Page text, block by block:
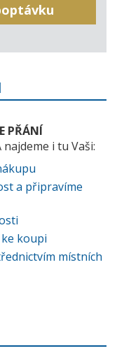
PŘÁNÍ
najdeme i tu Vaši:
a připravíme
koupi
místních